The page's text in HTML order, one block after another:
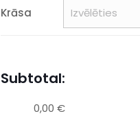
Krāsa
Subtotal:
0,00 €